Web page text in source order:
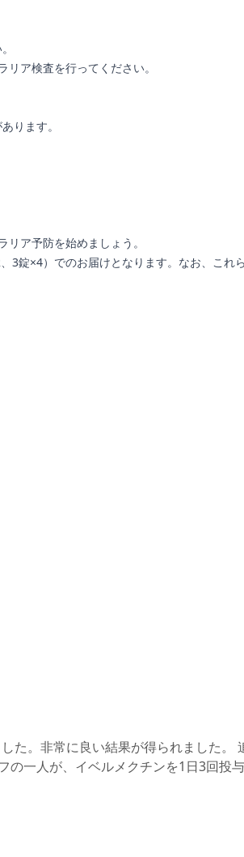
ア検査を行ってください。
ります。
ア予防を始めましょう。
錠×4）でのお届けとなります。なお、これ
た。非常に良い結果が得られました
一人が、イベルメクチンを1日3回